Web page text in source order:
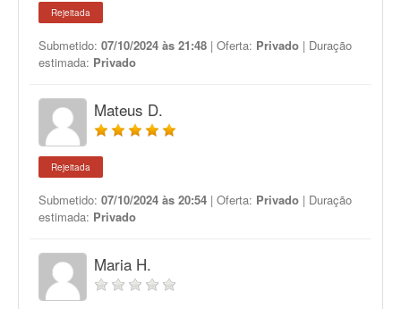
Rejeitada
Submetido: 07/10/2024 às 21:48 | Oferta: Privado | Duração
estimada: Privado
Mateus D.
Rejeitada
Submetido: 07/10/2024 às 20:54 | Oferta: Privado | Duração
estimada: Privado
Maria H.